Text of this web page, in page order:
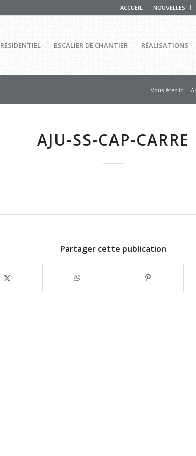
ACCUEIL NOUVELLES
RÉSIDENTIEL ESCALIER DE CHANTIER RÉALISATIONS
Vous êtes ici :
AJU-SS-CAP-CARRE
Partager cette publication